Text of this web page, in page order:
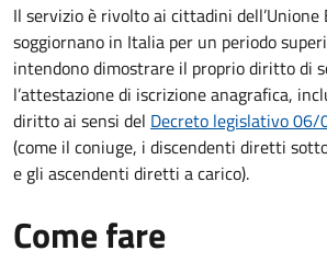
Il servizio è rivolto ai cittadini dell’Unione
soggiornano in Italia per un periodo
intendono dimostrare il proprio diritto di
l’attestazione di iscrizione anagrafica,
diritto ai sensi del Decreto legislativo
(come il coniuge, i discendenti diretti
e gli ascendenti diretti a carico).
Come fare